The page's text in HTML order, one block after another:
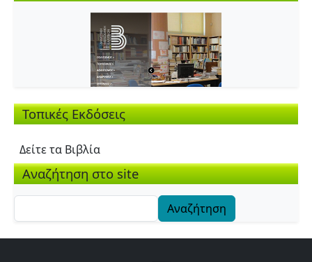
Τοπικές Εκδόσεις
Δείτε τα Βιβλία
Αναζήτηση στο site
Αναζήτηση